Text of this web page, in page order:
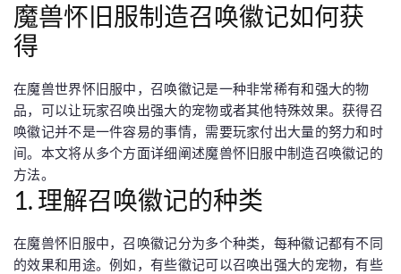
魔兽怀旧服制造召唤徽记如何获
得
在魔兽世界怀旧服中，召唤徽记是一种非常稀有和强大的物
品，可以让玩家召唤出强大的宠物或者其他特殊效果。获得召
唤徽记并不是一件容易的事情，需要玩家付出大量的努力和时
间。本文将从多个方面详细阐述魔兽怀旧服中制造召唤徽记的
方法。
1. 理解召唤徽记的种类
在魔兽怀旧服中，召唤徽记分为多个种类，每种徽记都有不同
的效果和用途。例如，有些徽记可以召唤出强大的宠物，有些